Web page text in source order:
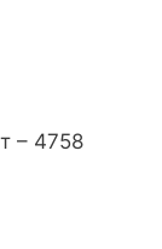
– 4758